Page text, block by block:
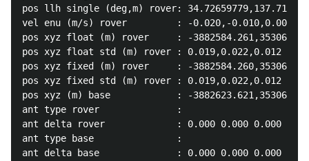
pos llh single (deg,m) rover:
vel enu (m/s) rover         : -0.020,-0.010,0.009
pos xyz float (m) rover     : -
pos xyz float std (m) rover : 0.019,0.022,0.012
pos xyz fixed (m) rover     : -
pos xyz fixed std (m) rover : 0.019,0.022,0.012
pos xyz (m) base            : -
ant type rover              :
ant delta rover             : 0.000 0.000 0.000
ant type base               :
ant delta base              : 0.000 0.000 0.000